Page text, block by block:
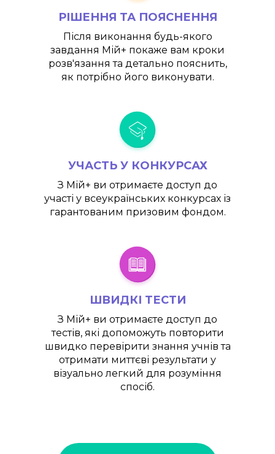
РІШЕННЯ ТА ПОЯСНЕННЯ
Після виконання будь-якого
завдання Мій+ покаже вам кроки
розв'язання та детально пояснить,
як потрібно його виконувати.
УЧАСТЬ У КОНКУРСАХ
З Мій+ ви отримаєте доступ до
участі у всеукраїнських конкурсах із
гарантованим призовим фондом.
ШВИДКІ ТЕСТИ
З Мій+ ви отримаєте доступ до
тестів, які допоможуть повторити
швидко перевірити знання учнів та
отримати миттєві результати у
візуально легкий для розуміння
спосіб.